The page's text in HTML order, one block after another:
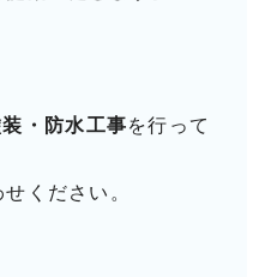
・防水工事を行って
ください。